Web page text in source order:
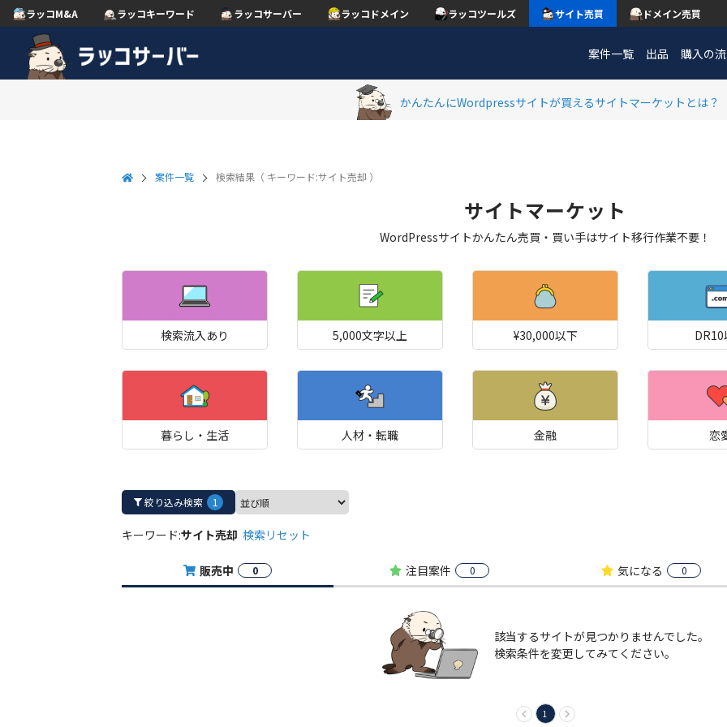
ラッコM&A ラッコキーワード ラッコサーバー ラッコドメイン ラッコツールズ サイト売買 ドメイン売買
案件一覧 出品 購入の
かんたんにWordpressサイトが買えるサイトマーケットとは？
案件一覧 検索結果（ キーワード:サイト売却 ）
サイトマーケット
WordPressサイトかんたん売買・買い手はサイト移行作業不要！
検索流入あり 5,000文字以上 ¥30,000以下
暮らし・生活 人材・転職 金融 恋
絞り込み検索 1
キーワード:サイト売却 検索リセット
販売中 0 注目案件 0 気になる 0
該当するサイトが見つかりませんでした。
検索条件を変更してみてください。
1